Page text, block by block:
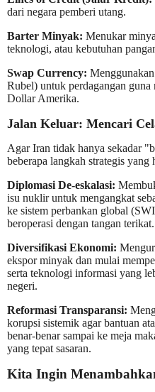
dari negara pemberi utang.
Barter Minyak: Menukar
teknologi, atau kebutuhan
Swap Currency:
Rubel) untuk perdagangan
Dollar Amerika.
Jalan Keluar: Mencari
Agar Iran tidak hanya sekadar
beberapa langkah strategis yang
Diplomasi De-eskalasi:
isu nuklir untuk mengangkat
ke sistem perbankan global
beroperasi dengan tangan terikat.
Diversifikasi Ekonomi:
ekspor minyak dan mulai
serta teknologi informasi yang
negeri.
Reformasi Transparansi:
korupsi sistemik agar bantuan
benar-benar sampai ke meja
yang tepat sasaran.
Kita Ingin